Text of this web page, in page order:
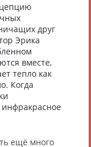
друг
Эрика
вместе,
тепло как
Когда
инфракрасное
ещё много